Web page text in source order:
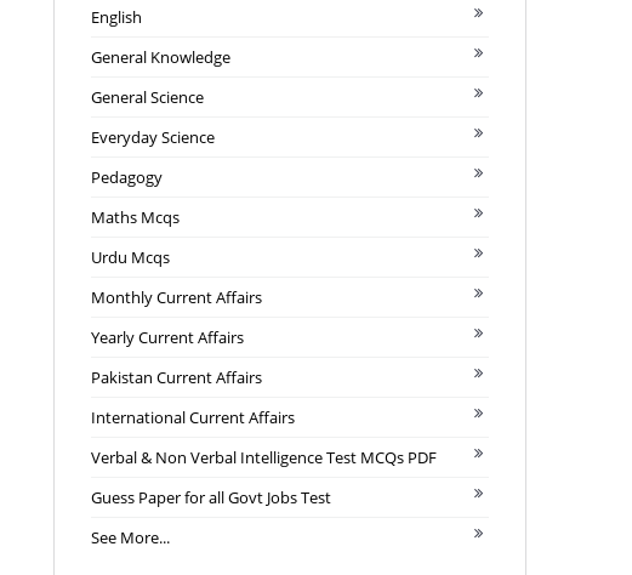
English
General Knowledge
General Science
Everyday Science
Pedagogy
Maths Mcqs
Urdu Mcqs
Monthly Current Affairs
Yearly Current Affairs
Pakistan Current Affairs
International Current Affairs
Verbal & Non Verbal Intelligence Test MCQs PDF
Guess Paper for all Govt Jobs Test
See More...